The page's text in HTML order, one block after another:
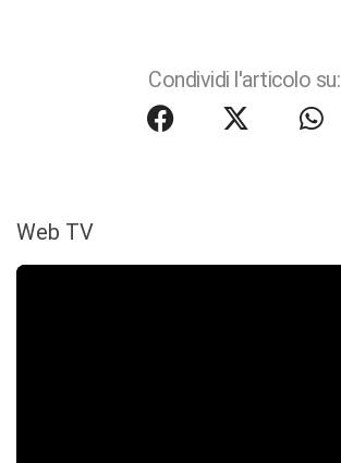
Condividi l'articolo su:
Web TV